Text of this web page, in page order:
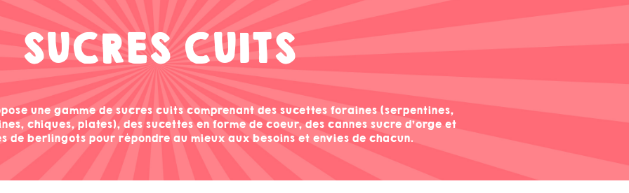
SUCRES CUITS
une gamme de sucres cuits comprenant des sucettes foraines (serpentines,
chiques, plates), des sucettes en forme de coeur, des cannes sucre d'orge et
de berlingots pour répondre au mieux aux besoins et envies de chacun.